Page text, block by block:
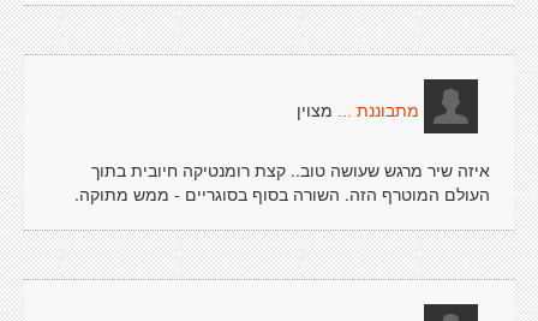
מתבוננת ... מצוין
איזה שיר מרגש שעושה טוב.. קצת רומנטיקה חיובית בתוך
העולם המוטרף הזה. השורה בסוף בסוגריים - ממש מתוקה.